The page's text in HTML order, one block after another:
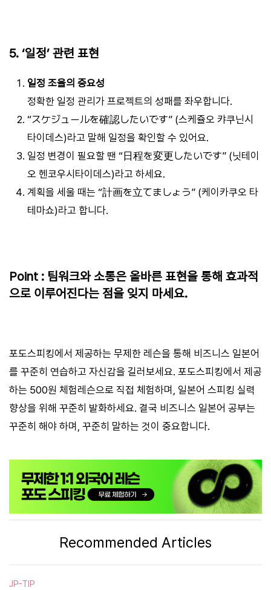
5. ‘일정’ 관련 표현
일정 조율의 중요성
정확한 일정 관리가 프로젝트의 성패를 좌우합니다.
“スケジュールを確認したいです” (스케쥴오 캬쿠닌시
타이데스)라고 말해 일정을 확인할 수 있어요.
일정 변경이 필요할 땐 “日程を変更したいです” (닛테이
오 헨코우시타이데스)라고 하세요.
계획을 세울 때는 “計画を立てましょう” (케이카쿠오 타
테마쇼)라고 합니다.
Point : 팀워크와 소통은 올바른 표현을 통해 효과적
으로 이루어진다는 점을 잊지 마세요.
포도스피킹에서 제공하는 무제한 레슨을 통해 비즈니스 일본어
를 꾸준히 연습하고 자신감을 길러보세요. 포도스피킹에서 제공
하는 500원 체험레슨으로 직접 체험하며, 일본어 스피킹 실력
향상을 위해 꾸준히 발화하세요. 결국 비즈니스 일본어 공부는
꾸준히 해야 하며, 꾸준히 말하는 것이 중요합니다.
Recommended Articles
JP-TIP